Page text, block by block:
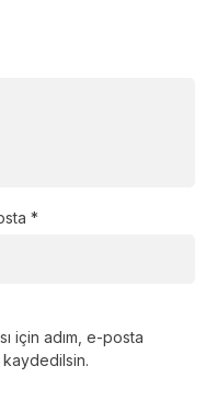
*
için adım, e-posta
kaydedilsin.